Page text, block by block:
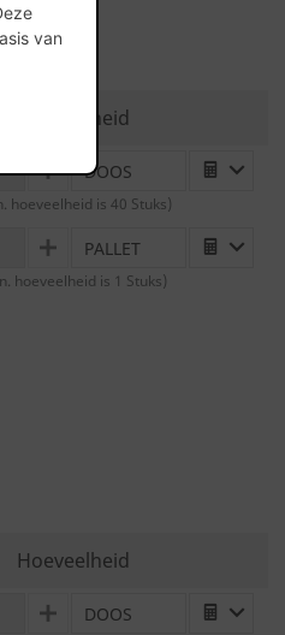
van
Hoeveelheid
PLUSDOOS
hoeveelheid is 40 Stuks)
PLUSPALLET
hoeveelheid is 1 Stuks)
Hoeveelheid
PLUSDOOS